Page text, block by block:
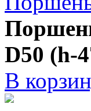
D50 (h-
В